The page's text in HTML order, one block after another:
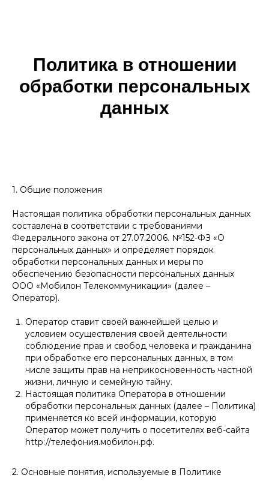
Политика в отношении
обработки персональных
данных
1. Общие положения
Настоящая политика обработки персональных данных
составлена в соответствии с требованиями
Федерального закона от 27.07.2006. №152-ФЗ «О
персональных данных» и определяет порядок
обработки персональных данных и меры по
обеспечению безопасности персональных данных
ООО «Мобилон Телекоммуникации» (далее –
Оператор).
Оператор ставит своей важнейшей целью и
условием осуществления своей деятельности
соблюдение прав и свобод человека и гражданина
при обработке его персональных данных, в том
числе защиты прав на неприкосновенность частной
жизни, личную и семейную тайну.
Настоящая политика Оператора в отношении
обработки персональных данных (далее – Политика)
применяется ко всей информации, которую
Оператор может получить о посетителях веб-сайта
http://телефония.мобилон.рф.
2. Основные понятия, используемые в Политике